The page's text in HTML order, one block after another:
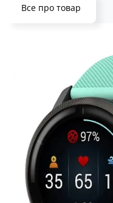
Все про товар